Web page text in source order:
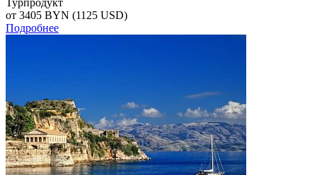
от 3405 BYN (1125 USD)
Подробнее